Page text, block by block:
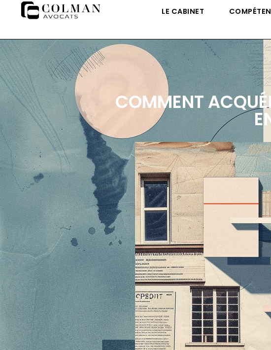
LE CABINET
COMMENT